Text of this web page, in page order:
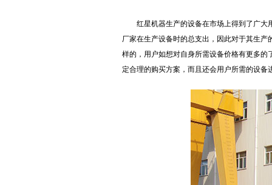
红星机器生产的设备在市场上得到了广
厂家在生产设备时的总支出，因此对于其生
样的，用户如想对自身所需设备价格有更多
定合理的购买方案，而且还会用户所需的设备